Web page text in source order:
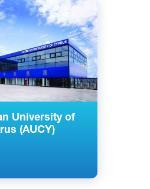
University of
(AUCY)